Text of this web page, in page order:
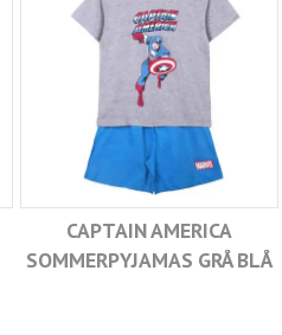
CAPTAIN AMERICA
SOMMERPYJAMAS GRÅ BLÅ